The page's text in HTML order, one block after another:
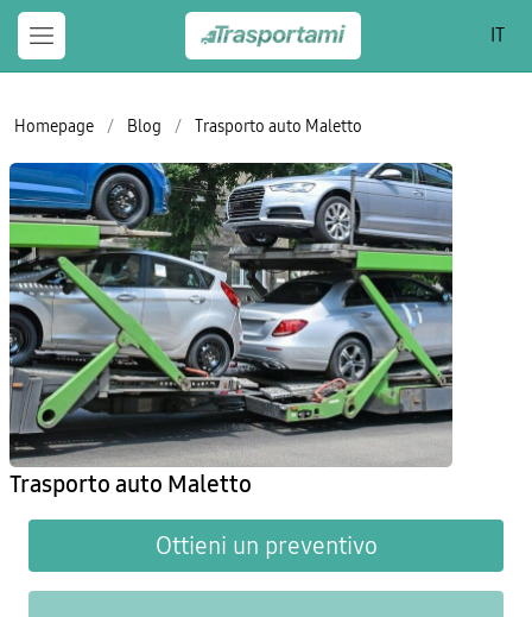
IT
Homepage / Blog / Trasporto auto Maletto
Trasporto auto Maletto
Ottieni un preventivo